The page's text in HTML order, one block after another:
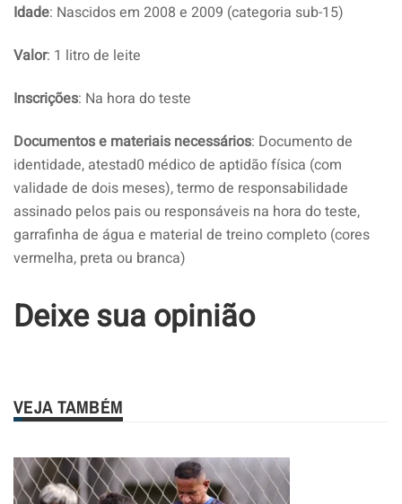
Idade: Nascidos em 2008 e 2009 (categoria sub-15)
Valor: 1 litro de leite
Inscrições: Na hora do teste
Documentos e materiais necessários: Documento de
identidade, atestad0 médico de aptidão física (com
validade de dois meses), termo de responsabilidade
assinado pelos pais ou responsáveis na hora do teste,
garrafinha de água e material de treino completo (cores
vermelha, preta ou branca)
Deixe sua opinião
VEJA TAMBÉM